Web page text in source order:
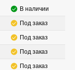
В наличии
Под заказ
Под заказ
Под заказ
Под заказ